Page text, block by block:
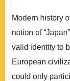
Modern history
notion of
valid identity to
European
could only